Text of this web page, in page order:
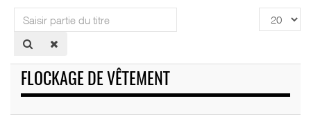
Saisir
partie
du
Affichage
#
FLOCKAGE DE VÊTEMENT